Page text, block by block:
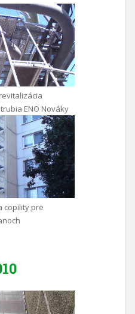
ENO Nováky
copility pre